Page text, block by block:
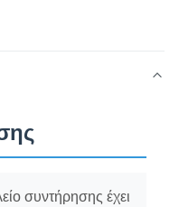
συντήρησης έχει